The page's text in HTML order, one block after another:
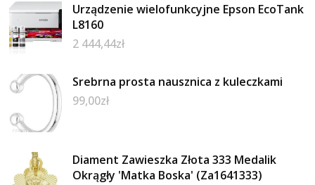
Urządzenie wielofunkcyjne Epson EcoTank
L8160
2 444,44zł
Srebrna prosta nausznica z kuleczkami
99,00zł
Diament Zawieszka Złota 333 Medalik
Okrągły 'Matka Boska' (Za1641333)